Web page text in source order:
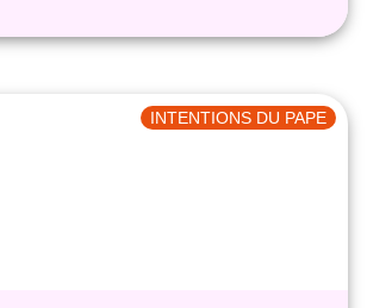
INTENTIONS DU PAPE